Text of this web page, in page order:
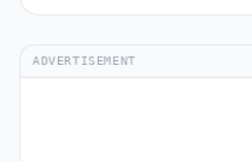
ADVERTISEMENT